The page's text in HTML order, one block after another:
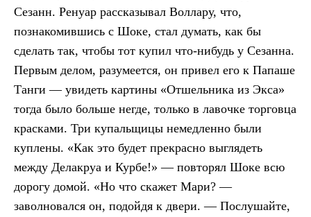
Сезанн. Ренуар рассказывал Воллару, что,
познакомившись с Шоке, стал думать, как бы
сделать так, чтобы тот купил что-нибудь у Сезанна.
Первым делом, разумеется, он привел его к Папаше
Танги — увидеть картины «Отшельника из Экса»
тогда было больше негде, только в лавочке торговца
красками. Три купальщицы немедленно были
куплены. «Как это будет прекрасно выглядеть
между Делакруа и Курбе!» — повторял Шоке всю
дорогу домой. «Но что скажет Мари? —
заволновался он, подойдя к двери. — Послушайте,